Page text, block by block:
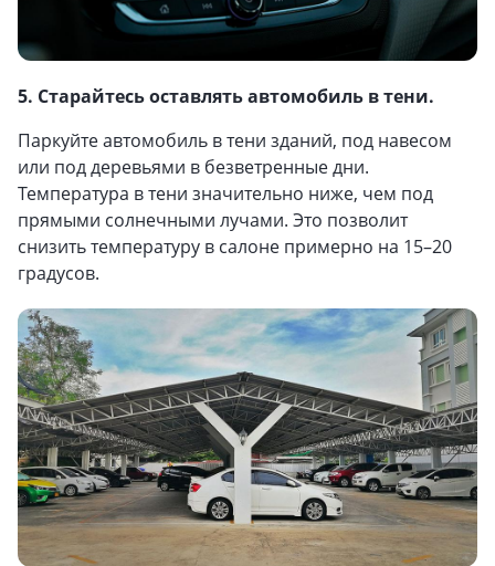
5. Старайтесь оставлять автомобиль в тени.
Паркуйте автомобиль в тени зданий, под навесом
или под деревьями в безветренные дни.
Температура в тени значительно ниже, чем под
прямыми солнечными лучами. Это позволит
снизить температуру в салоне примерно на 15–20
градусов.